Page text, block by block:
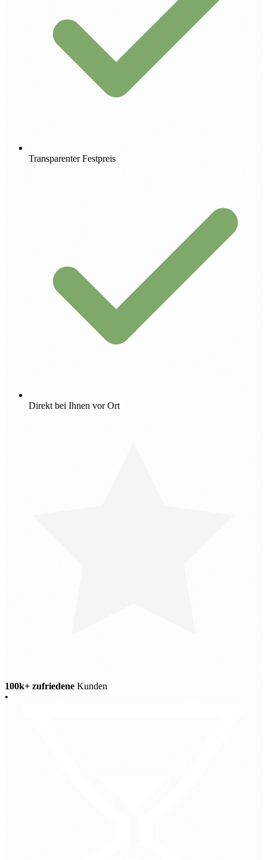
Transparenter Festpreis
Direkt bei Ihnen vor Ort
100k+ zufriedene Kunden
•